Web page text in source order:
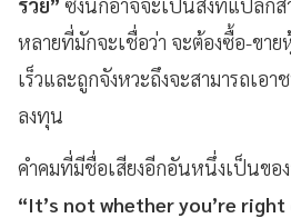
หลายที่มักจะเชื่อว่า จะต้องซื้อ-ขาย
เร็วและถูกจังหวะถึงจะสามารถเอ
ลงทุน
คำคมที่มีชื่อเสียงอีกอันหนึ่งเป็นขอ
“It’s not whether you’re